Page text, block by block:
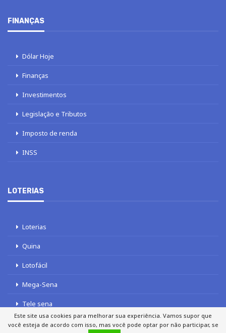
FINANÇAS
Dólar Hoje
Finanças
Investimentos
Legislação e Tributos
Imposto de renda
INSS
LOTERIAS
Loterias
Quina
Lotofácil
Mega-Sena
Tele sena
Este site usa cookies para melhorar sua experiência. Vamos supor que
você esteja de acordo com isso, mas você pode optar por não participar, se